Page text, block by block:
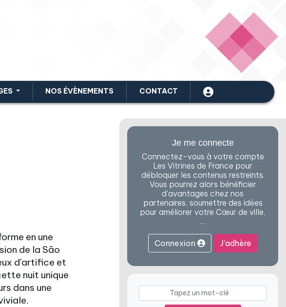
NOS ÉVÈNEMENTS CONTACT
en une
de la São
d'artifice et
nuit unique
dans une
Je me connecte
Connectez-vous à votre compte
Les Vitrines de France pour
débloquer les contenus restreints.
Vous pourrez alors bénéficier
d'avantages chez nos
partenaires, soumettre des idées
pour améliorer votre Cœur de ville,
…
Connexion J'adhère